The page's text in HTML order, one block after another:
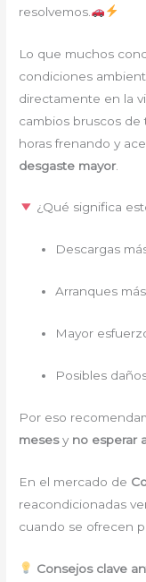
resolvemos.
Lo que muchos
condiciones
directamente en la
cambios bruscos de
horas frenando y
desgaste mayor.
¿Qué significa
Descargas
Arranques
Mayor
Posibles
Por eso
mesesy no esperar
En el mercado de
reacondicionadas
cuando se ofrecen
Consejos clave